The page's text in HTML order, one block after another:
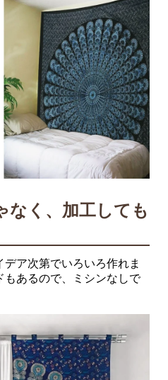
なく、加工しても
ア次第でいろいろ作れま
あるので、ミシンなしで